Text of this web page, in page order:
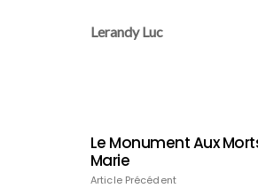
Lerandy Luc
Le Monument Aux
Marie
Article Précédent